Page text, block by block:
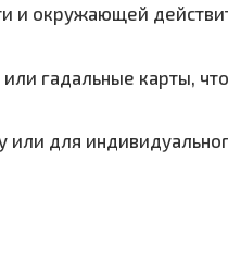
и окружающей
гадальные карты,
или для